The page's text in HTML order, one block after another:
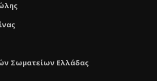
Σωματείων Ελλάδας